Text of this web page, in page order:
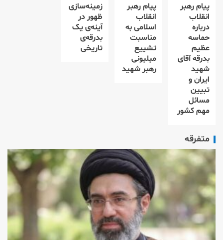
پیام رهبر
انقلاب
درباره
حماسه
عظیم
بدرقه آقای
شهید
ایران و
تبیین
مسائل
مهم کشور
پیام رهبر
انقلاب
اسلامی به
مناسبت
تشییع
میلیونی
رهبر شهید
زمینه‌سازی
ظهور در
آینه‌ی یک
بدرقه‌ی
تاریخی
متفرقه